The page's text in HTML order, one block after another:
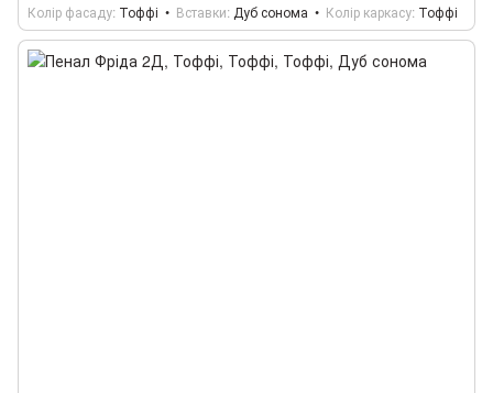
Колір фасаду Тоффі Вставки Дуб сонома Колір каркасу Тоффі